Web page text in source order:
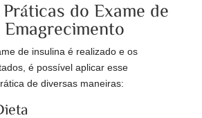
do Exame de
de insulina é realizado e os
é possível aplicar esse
de diversas maneiras: